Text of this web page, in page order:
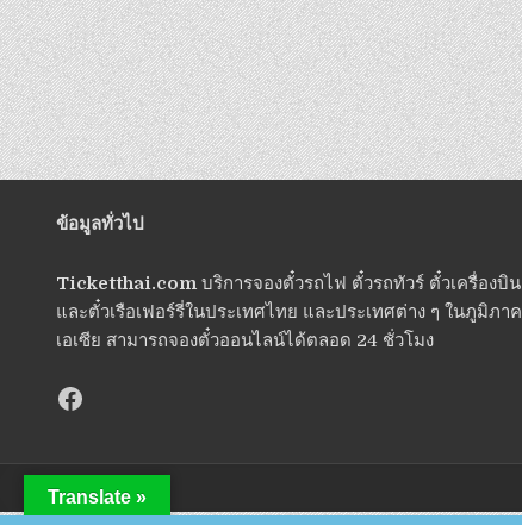
ข้อมูลทั่วไป
Ticketthai.com บริการจองตั๋วรถไฟ ตั๋วรถทัวร์ ตั๋วเครื่องบิน
และตั๋วเรือเฟอร์รี่ในประเทศไทย และประเทศต่าง ๆ ในภูมิภาค
เอเซีย สามารถจองตั๋วออนไลน์ได้ตลอด 24 ชั่วโมง
Translate »